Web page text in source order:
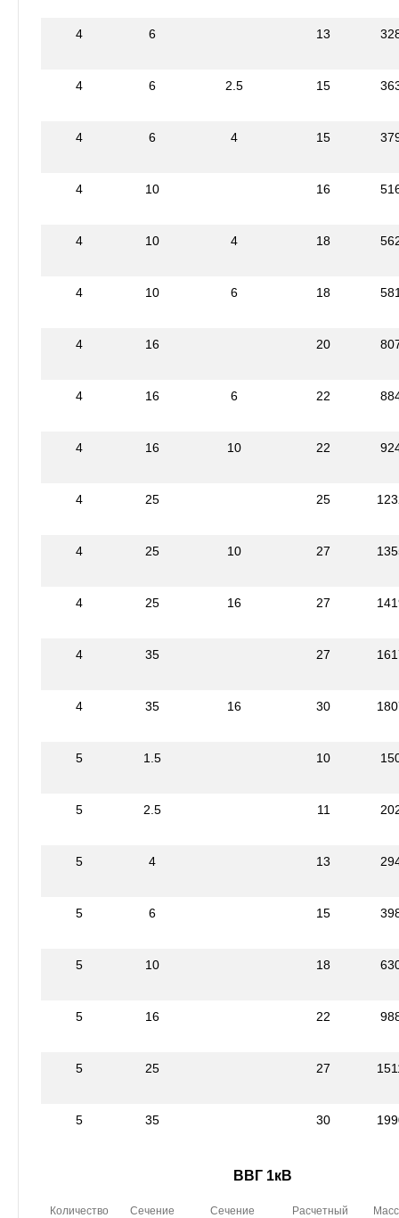
4 6 13
4 6 2.5 15
4 6 4 15
4 10 16
4 10 4 18
4 10 6 18
4 16 20
4 16 6 22
4 16 10 22
4 25 25
4 25 10 27
4 25 16 27
4 35 27
4 35 16 30
5 1.5 10
5 2.5 11
5 4 13
5 6 15
5 10 18
5 16 22
5 25 27
5 35 30
ВВГ 1кВ
Количество
Сечение
Сечение
Расчетный